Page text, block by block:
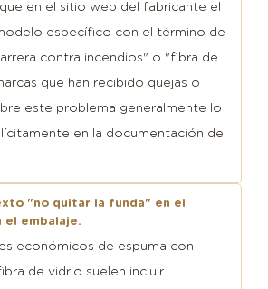
en el sitio web del fabricante el
específico con el término de
contra incendios" o "fibra de
que han recibido quejas o
este problema generalmente lo
en la documentación del
"no quitar la funda" en el
el embalaje.
económicos de espuma con
de vidrio suelen incluir